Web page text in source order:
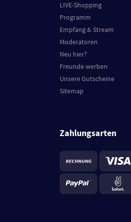
LIVE-Shopping
Programm
Empfang & Stream
Moderatoren
Neu hier?
Freunde werben
Unsere Gutscheine
Sitemap
Zahlungsarten